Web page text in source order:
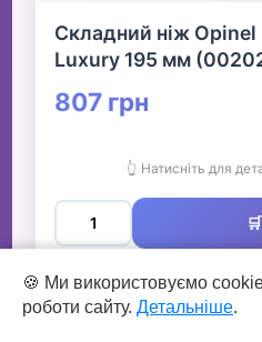
Складний ніж
Luxury 195 мм
807 грн
👆 Натисніть для
✅ Є в
🍪 Ми використовуємо
роботи сайту. Детальніше.